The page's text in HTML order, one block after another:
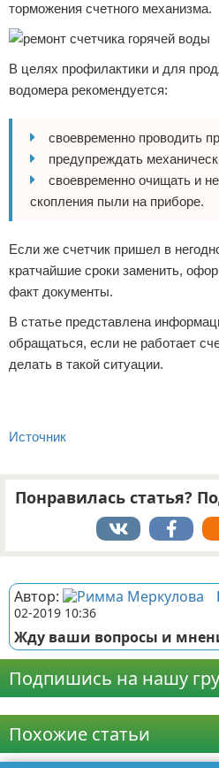
торможения счетного механизма.
В целях профилактики и для
водомера рекомендуется:
своевременно проводить
предупреждать
своевременно очищать и
скопления пыли на приборе.
Если же счетчик пришел в
кратчайшие сроки заменить,
факт документы.
В статье представлена
обращаться, если не работает
делать в такой ситуации.
Источник
Понравилась статья?
Автор:
02-2019 10:36
Жду ваши вопросы и
Подпишись на нашу
Похожие статьи